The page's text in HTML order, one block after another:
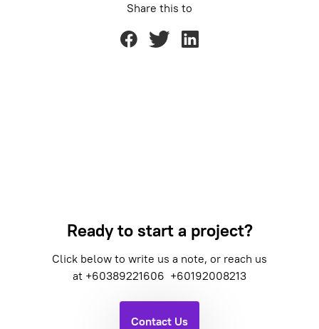
Share this to
Ready to start a project?
Click below to write us a note, or reach us
at +60389221606 +60192008213
Contact Us